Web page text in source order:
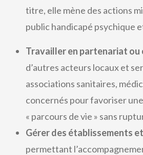
titre, elle mène des actions
public handicapé psychique
Travailler en partenariat ou
d’autres acteurs locaux et
associations sanitaires,
concernés pour favoriser
« parcours de vie » sans
Gérer des établissements
permettant